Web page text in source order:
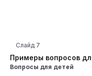
Примеры вопросов
Слайд 7
Вопросы для детей